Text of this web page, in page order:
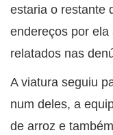
estaria o restante
endereços por
relatados nas
A viatura seguiu
num deles, a
de arroz e